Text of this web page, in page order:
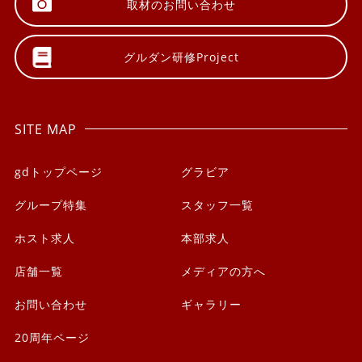
取材のお問い合わせ
グルダン研修Project
SITE MAP
gdトップページ グラビア
グループ特集 スタッフ一覧
ホスト求人 本部求人
店舗一覧 メディアの方へ
お問い合わせ ギャラリー
20周年ページ